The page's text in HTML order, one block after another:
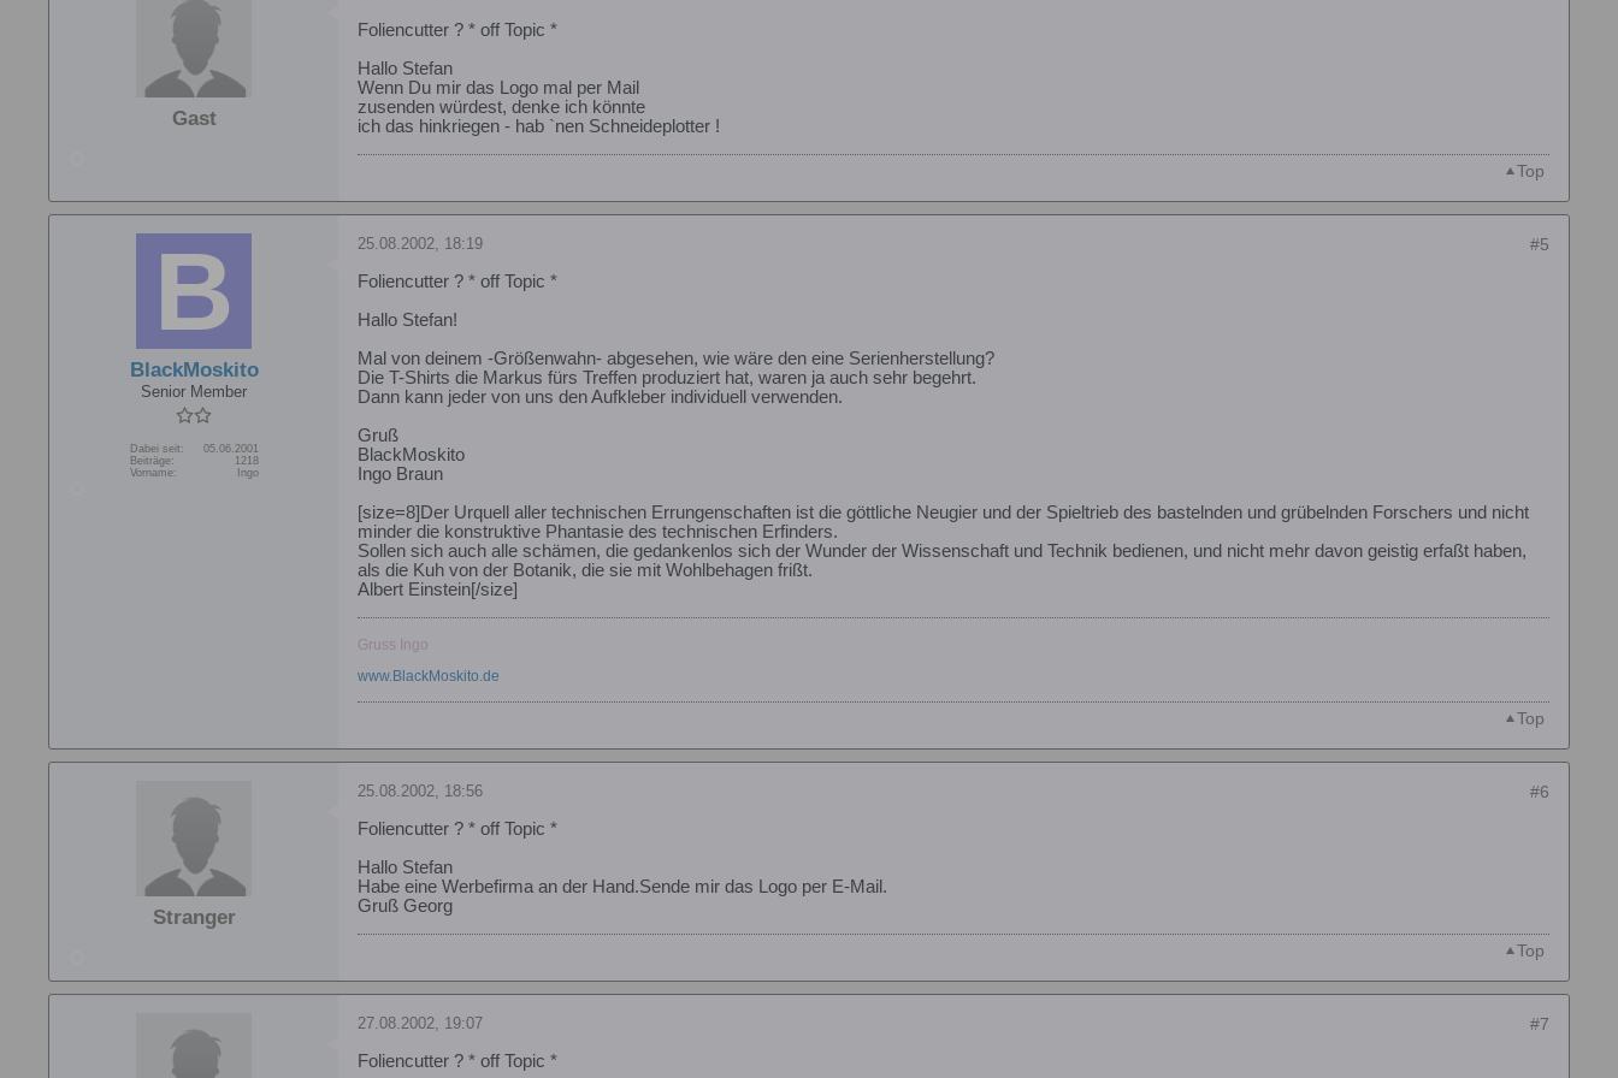
Gast
Foliencutter ? * off Topic *
Hallo Stefan
Wenn Du mir das Logo mal per Mail
zusenden würdest, denke ich könnte
ich das hinkriegen - hab `nen Schneideplotter !
Top
BlackMoskito
Senior Member
Dabei seit:
05.06.2001
Beiträge:
1218
Vorname:
Ingo
#5
25.08.2002, 18:19
Foliencutter ? * off Topic *
Hallo Stefan!
Mal von deinem -Größenwahn- abgesehen, wie wäre den eine Serienherstellung?
Die T-Shirts die Markus fürs Treffen produziert hat, waren ja auch sehr begehrt.
Dann kann jeder von uns den Aufkleber individuell verwenden.
Gruß
BlackMoskito
Ingo Braun
[size=8]Der Urquell aller technischen Errungenschaften ist die göttliche Neugier und der Spieltrieb des bastelnden und grübelnden Forschers und nicht
minder die konstruktive Phantasie des technischen Erfinders.
Sollen sich auch alle schämen, die gedankenlos sich der Wunder der Wissenschaft und Technik bedienen, und nicht mehr davon geistig erfaßt haben,
als die Kuh von der Botanik, die sie mit Wohlbehagen frißt.
Albert Einstein[/size]
Gruss Ingo
www.BlackMoskito.de
Top
Stranger
#6
25.08.2002, 18:56
Foliencutter ? * off Topic *
Hallo Stefan
Habe eine Werbefirma an der Hand.Sende mir das Logo per E-Mail.
Gruß Georg
Top
#7
27.08.2002, 19:07
Foliencutter ? * off Topic *